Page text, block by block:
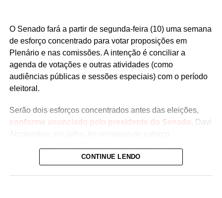
O Senado fará a partir de segunda-feira (10) uma semana
de esforço concentrado para votar proposições em
Plenário e nas comissões. A intenção é conciliar a
agenda de votações e outras atividades (como
audiências públicas e sessões especiais) com o período
eleitoral.
Serão dois esforços concentrados antes das eleições,
conforme anunciado pelo presidente do Senado , Davi
agosto e 3 de setembro) devem coincidir com os esforços
CONTINUE LENDO